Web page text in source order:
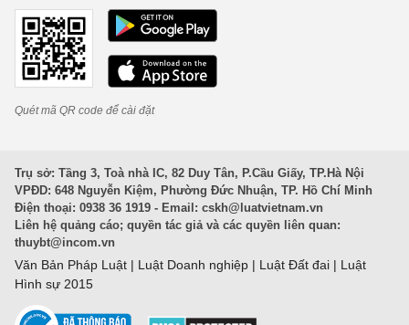
Quét mã QR code để cài đặt
Trụ sở: Tầng 3, Toà nhà IC, 82 Duy Tân, P.Cầu Giấy, TP.Hà Nội
VPĐD: 648 Nguyễn Kiệm, Phường Đức Nhuận, TP. Hồ Chí Minh
Điện thoại: 0938 36 1919 - Email: cskh@luatvietnam.vn
Liên hệ quảng cáo; quyền tác giả và các quyền liên quan:
thuybt@incom.vn
Văn Bản Pháp Luật | Luật Doanh nghiệp | Luật Đất đai | Luật
Hình sự 2015